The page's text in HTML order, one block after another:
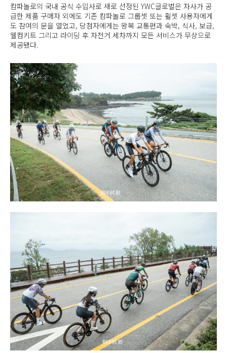
캄파놀로의 국내 공식 수입사로 새로 선정된 YWC글로벌은 자사가 공
급한 제품 구매자 외에도 기존 캄파놀로 그룹셋 또는 휠셋 사용자에게
도 참여의 문을 열었고, 당첨자에게는 왕복 교통편과 숙박, 식사, 보급,
웰컴키트 그리고 라이딩 후 자전거 세차까지 모든 서비스가 무상으로
제공됐다.